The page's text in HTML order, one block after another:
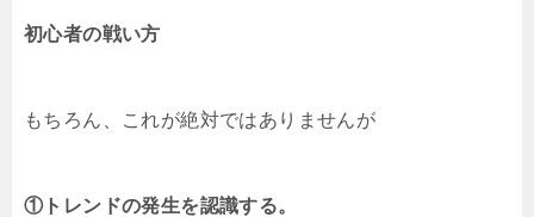
初心者の戦い方
もちろん、これが絶対ではありませんが
①トレンドの発生を認識する。